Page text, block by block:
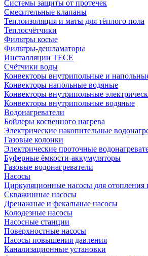
Системы защиты от протечек
Смесительные клапаны
Теплоизоляция и маты для тёплого пола
Теплосчётчики
Фильтры косые
Фильтры-дешламаторы
Инсталляции TECE
Счётчики воды
Конвекторы внутрипольные и
Конвекторы напольные водяные
Конвекторы внутрипольные
Конвекторы внутрипольные водяные
Водонагреватели
Бойлеры косвенного нагрева
Электрические накопительные
Газовые колонки
Электрические проточные
Буферные ёмкости-аккумуляторы
Газовые водонагреватели
Насосы
Циркуляционные насосы для
Скважинные насосы
Дренажные и фекальные насосы
Колодезные насосы
Насосные станции
Поверхностные насосы
Насосы повышения давления
Канализационные установки